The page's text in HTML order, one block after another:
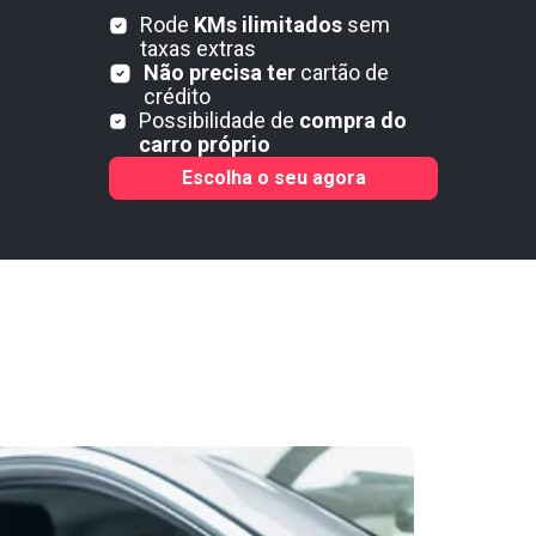
Rode KMs ilimitados sem
taxas extras
Não precisa tercartão de
crédito
Possibilidade de compra do
carro próprio
Escolha o seu agora